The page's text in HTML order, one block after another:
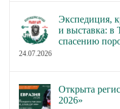
Экспедиция,
и выставка: в
спасению
24.07.2026
Открыта
2026»